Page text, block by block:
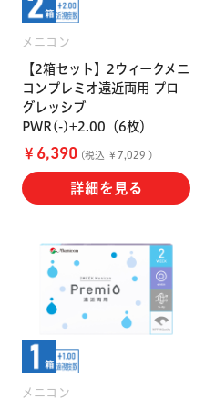
シンシア
東レ
メニコン
【2箱セット】2ウィークメニ
コンプレミオ遠近両用 プロ
グレッシブ
PWR(-)+2.00（6枚）
￥ 6,390(税込 ￥7,029 )
詳細を見る
メニコン